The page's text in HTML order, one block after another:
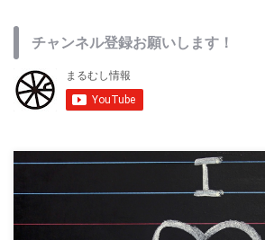
チャンネル登録お願いします！